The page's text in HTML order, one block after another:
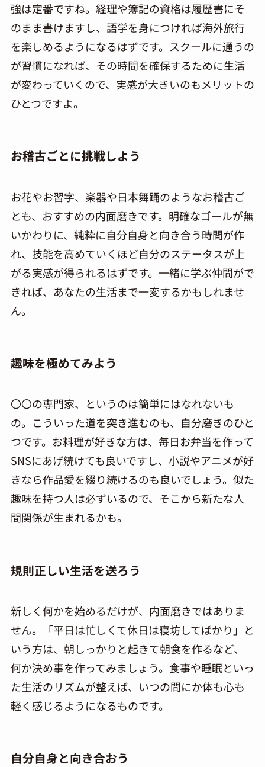
強は定番ですね。経理や簿記の資格は履歴書にそ
のまま書けますし、語学を身につければ海外旅行
を楽しめるようになるはずです。スクールに通うの
が習慣になれば、その時間を確保するために生活
が変わっていくので、実感が大きいのもメリットの
ひとつですよ。
お稽古ごとに挑戦しよう
お花やお習字、楽器や日本舞踊のようなお稽古ご
とも、おすすめの内面磨きです。明確なゴールが無
いかわりに、純粋に自分自身と向き合う時間が作
れ、技能を高めていくほど自分のステータスが上
がる実感が得られるはずです。一緒に学ぶ仲間がで
きれば、あなたの生活まで一変するかもしれませ
ん。
趣味を極めてみよう
〇〇の専門家、というのは簡単にはなれないも
の。こういった道を突き進むのも、自分磨きのひと
つです。お料理が好きな方は、毎日お弁当を作って
SNSにあげ続けても良いですし、小説やアニメが好
きなら作品愛を綴り続けるのも良いでしょう。似た
趣味を持つ人は必ずいるので、そこから新たな人
間関係が生まれるかも。
規則正しい生活を送ろう
新しく何かを始めるだけが、内面磨きではありま
せん。「平日は忙しくて休日は寝坊してばかり」と
いう方は、朝しっかりと起きて朝食を作るなど、
何か決め事を作ってみましょう。食事や睡眠といっ
た生活のリズムが整えば、いつの間にか体も心も
軽く感じるようになるものです。
自分自身と向き合おう